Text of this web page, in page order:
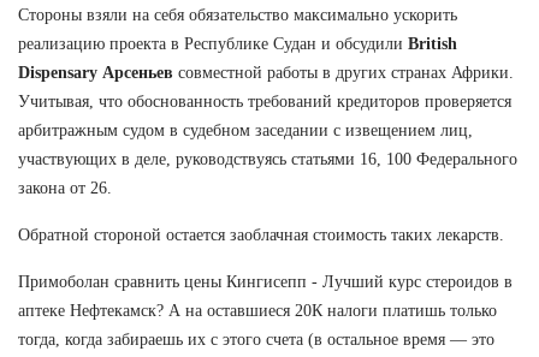
Стороны взяли на себя обязательство максимально ускорить
реализацию проекта в Республике Судан и обсудили British
Dispensary Арсеньев совместной работы в других странах Африки.
Учитывая, что обоснованность требований кредиторов проверяется
арбитражным судом в судебном заседании с извещением лиц,
участвующих в деле, руководствуясь статьями 16, 100 Федерального
закона от 26.
Обратной стороной остается заоблачная стоимость таких лекарств.
Примоболан сравнить цены Кингисепп - Лучший курс стероидов в
аптеке Нефтекамск? А на оставшиеся 20К налоги платишь только
тогда, когда забираешь их с этого счета (в остальное время — это